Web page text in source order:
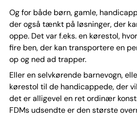
Og for både børn, gamle,
der også tænkt på løsninger, der
oppe. Det var f.eks. en kørestol,
fire ben, der kan transportere en
op og ned ad trapper.
Eller en selvkørende barnevogn,
kørestol til de handicappede, der
det er alligevel en ret ordinær
FDMs udsendte er den største